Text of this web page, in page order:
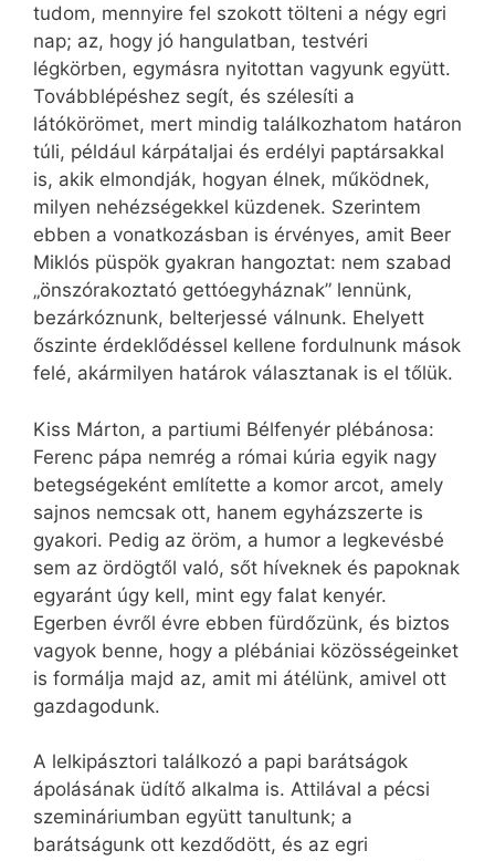
tudom, mennyire fel szokott tölteni a négy egri
nap; az, hogy jó hangulatban, testvéri
légkörben, egymásra nyitottan vagyunk együtt.
Továbblépéshez segít, és szélesíti a
látókörömet, mert mindig találkozhatom határon
túli, például kárpátaljai és erdélyi paptársakkal
is, akik elmondják, hogyan élnek, működnek,
milyen nehézségekkel küzdenek. Szerintem
ebben a vonatkozásban is érvényes, amit Beer
Miklós püspök gyakran hangoztat: nem szabad
„önszórakoztató gettóegyháznak” lennünk,
bezárkóznunk, belterjessé válnunk. Ehelyett
őszinte érdeklődéssel kellene fordulnunk mások
felé, akármilyen határok választanak is el tőlük.
Kiss Márton, a partiumi Bélfenyér plébánosa:
Ferenc pápa nemrég a római kúria egyik nagy
betegségeként említette a komor arcot, amely
sajnos nemcsak ott, hanem egyházszerte is
gyakori. Pedig az öröm, a humor a legkevésbé
sem az ördögtől való, sőt híveknek és papoknak
egyaránt úgy kell, mint egy falat kenyér.
Egerben évről évre ebben fürdőzünk, és biztos
vagyok benne, hogy a plébániai közösségeinket
is formálja majd az, amit mi átélünk, amivel ott
gazdagodunk.
A lelkipásztori találkozó a papi barátságok
ápolásának üdítő alkalma is. Attilával a pécsi
szemináriumban együtt tanultunk; a
barátságunk ott kezdődött, és az egri